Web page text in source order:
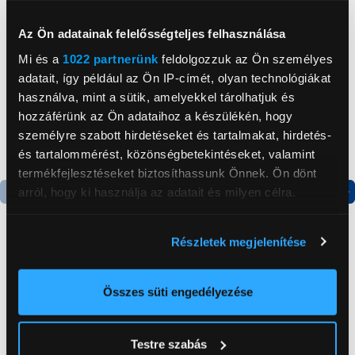
Az Ön adatainak felelősségteljes felhasználása
Mi és a 1022 partnerünk feldolgozzuk az Ön személyes
adatait, így például az Ön IP-címét, olyan technológiákat
használva, mint a sütik, amelyekkel tárolhatjuk és
hozzáférünk az Ön adataihoz a készülékén, hogy
személyre szabott hirdetéseket és tartalmakat, hirdetés-
és tartalommérést, közönségbetekintéseket, valamint
termékfejlesztéseket biztosíthassunk Önnek. Ön dönt
arról, hogy ki használja az adatait és milyen célra.
elhelyezkedéséről pár méteres pontossággal
Az Ön készülékén beazonosítása annak konkrét
módjairól és adja meg preferenciáit aRészletek
Részletek megjelenítése
Összes süti engedélyezése
Testre szabás
Gorenje NRS8182KX Side
by side hűtőszekrény
199 999 Ft
Gorenje N619EAXL4
Alulfagyasztós
kombinált hűtőszekrény
179 999 Ft